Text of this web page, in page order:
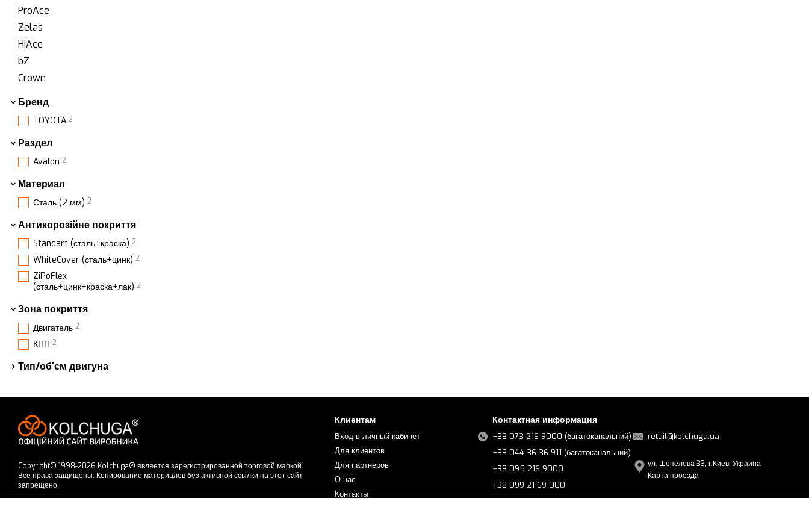
ProAce
Zelas
HiAce
bZ
Crown
Бренд
TOYOTA 2
Раздел
Avalon 2
Материал
Сталь (2 мм) 2
Антикорозійне покриття
Standart (сталь+краска) 2
WhiteCover (сталь+цинк) 2
ZiPoFlex
(сталь+цинк+краска+лак) 2
Зона покриття
Двигатель 2
КПП 2
Тип/об'єм двигуна
Copyright© 1998-2026 Kolchuga® является зарегистрированной торговой маркой.
Все права защищены. Копирование материалов без активной ссылки на этот сайт
запрещено.
Клиентам
Вход в личный кабинет
Для клиентов
Для партнеров
О нас
Контакты
Контактная информация
+38 073 216 9000 (багатоканальний)
+38 044 36 36 911 (багатоканальний)
+38 095 216 9000
+38 099 21 69 000
+38 068 21 69 000
retail@kolchuga.ua
ул. Шепелева 33, г.Киев, Украина
Карта проезда